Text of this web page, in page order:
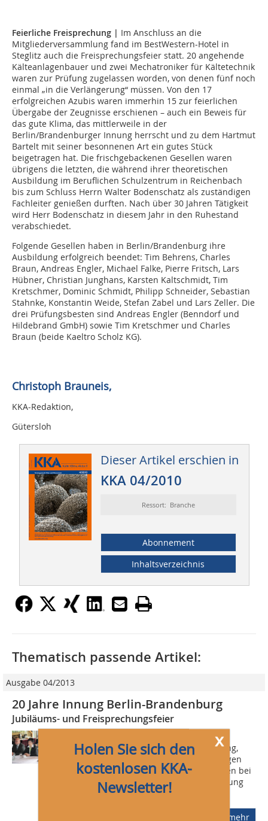
Feierliche Freisprechung | Im Anschluss an die
Mitgliederversammlung fand im BestWestern-Hotel in
Steglitz auch die Freisprechungsfeier statt. 20 angehende
Kälteanlagenbauer und zwei Mechatroniker für Kältetechnik
waren zur Prüfung zugelassen worden, von denen fünf noch
einmal „in die Verlängerung“ müssen. Von den 17
erfolgreichen Azubis waren immerhin 15 zur feierlichen
Übergabe der Zeugnisse erschienen – auch ein Beweis für
das gute Klima, das mittlerweile in der
Berlin/Brandenburger Innung herrscht und zu dem Hartmut
Bartelt mit seiner besonnenen Art ein gutes Stück
beigetragen hat. Die frischgebackenen Gesellen waren
übrigens die letzten, die während ihrer theoretischen
Ausbildung im Beruflichen Schulzentrum in Reichenbach
bis zum Schluss Herrn Walter Bodenschatz als zuständigen
Fachleiter genießen durften. Nach über 30 Jahren Tätigkeit
wird Herr Bodenschatz in diesem Jahr in den Ruhestand
verabschiedet.
Folgende Gesellen haben in Berlin/Brandenburg ihre
Ausbildung erfolgreich beendet: Tim Behrens, Charles
Braun, Andreas Engler, Michael Falke, Pierre Fritsch, Lars
Hübner, Christian Junghans, Karsten Kaltschmidt, Tim
Kretschmer, Dominic Schmidt, Philipp Schneider, Sebastian
Stahnke, Konstantin Weide, Stefan Zabel und Lars Zeller. Die
drei Prüfungsbesten sind Andreas Engler (Benndorf und
Hildebrand GmbH) sowie Tim Kretschmer und Charles
Braun (beide Kaeltro Scholz KG).
Christoph Brauneis,
KKA-Redaktion,
Gütersloh
Dieser Artikel erschien in
KKA 04/2010
Ressort: Branche
Abonnement
Inhaltsverzeichnis
x
Holen Sie sich den
kostenlosen KKA-
Newsletter!
Thematisch passende Artikel:
Ausgabe 04/2013
20 Jahre Innung Berlin-Brandenburg
Jubiläums- und Freisprechungsfeier
Mitgliederversammlung, Freisprechung,
Jubiläumsveranstaltung zum 20-jährigen
Bestehen und nicht zuletzt gutes Essen bei
Live-Musik: Die Versammlung der Innung
mehr